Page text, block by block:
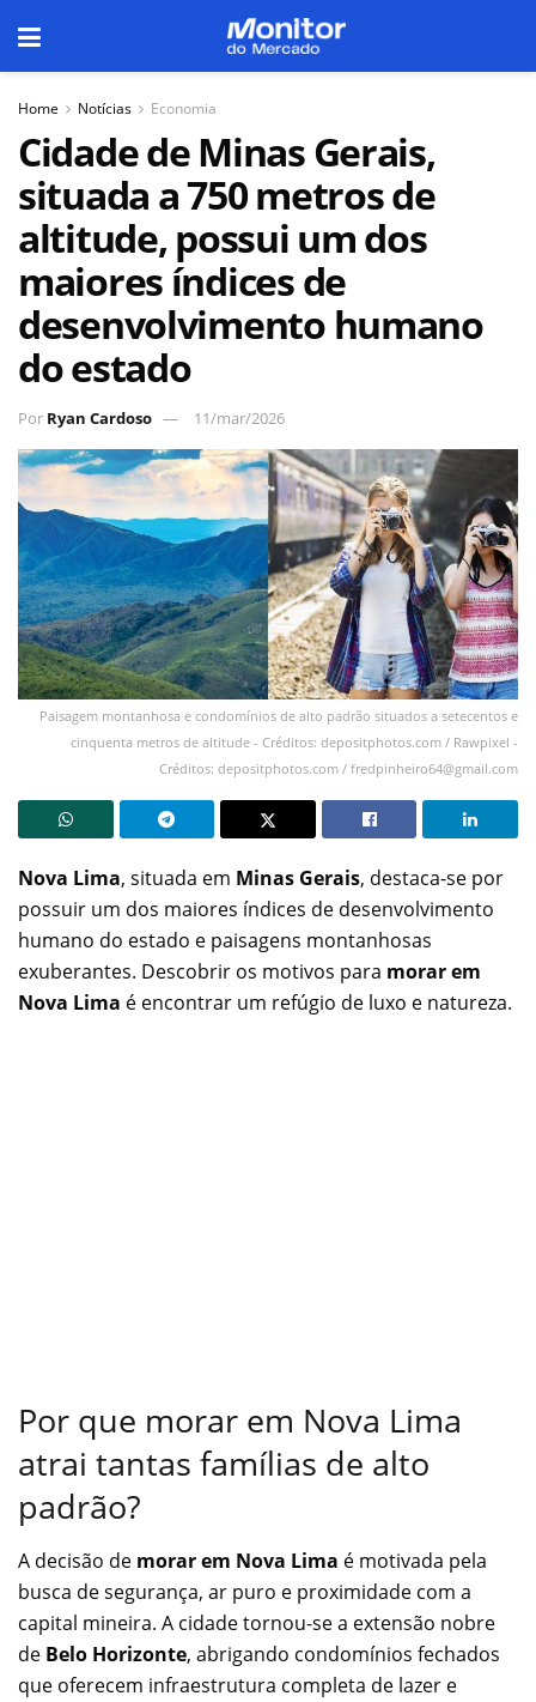
Home Notícias Economia
Cidade de Minas Gerais,
situada a 750 metros de
altitude, possui um dos
maiores índices de
desenvolvimento humano
do estado
Por Ryan Cardoso 11/mar/2026
Paisagem montanhosa e condomínios de alto padrão situados a setecentos e
cinquenta metros de altitude - Créditos: depositphotos.com / Rawpixel -
Créditos: depositphotos.com / fredpinheiro64@gmail.com
Nova Lima, situada em Minas Gerais, destaca-se por
possuir um dos maiores índices de desenvolvimento
humano do estado e paisagens montanhosas
exuberantes. Descobrir os motivos para morar em
Nova Lima é encontrar um refúgio de luxo e natureza.
Por que morar em Nova Lima
atrai tantas famílias de alto
padrão?
A decisão de morar em Nova Lima é motivada pela
busca de segurança, ar puro e proximidade com a
capital mineira. A cidade tornou-se a extensão nobre
de Belo Horizonte, abrigando condomínios fechados
que oferecem infraestrutura completa de lazer e